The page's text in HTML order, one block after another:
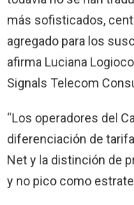
más sofisticados,
agregado para los
afirma Luciana
Signals Telecom
“Los operadores del
diferenciación de
Net y la distinción de
y no pico como